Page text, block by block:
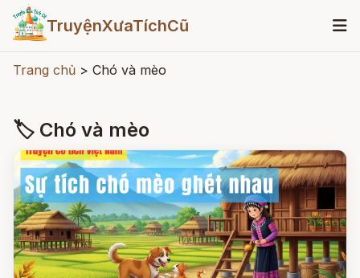
TruyệnXưaTíchCũ
Trang chủ > Chó và mèo
🏷 Chó và mèo